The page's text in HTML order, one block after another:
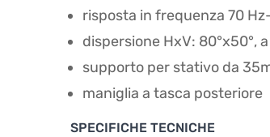
risposta in frequenza 70
dispersione HxV:
supporto per stativo da
maniglia a tasca posteriore
SPECIFICHE TECNICHE